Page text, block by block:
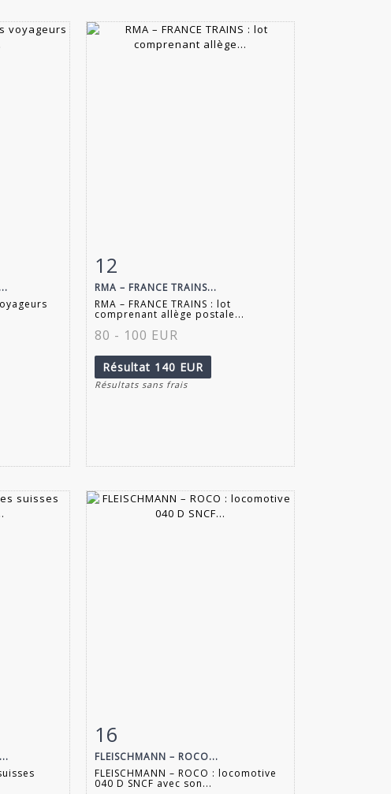
Fiche détaillée
12
RMA – FRANCE TRAINS...
RMA – FRANCE TRAINS : lot
comprenant allège postale...
80 - 100 EUR
Résultat 140 EUR
Résultats sans frais
Fiche détaillée
16
FLEISCHMANN – ROCO...
FLEISCHMANN – ROCO : locomotive
040 D SNCF avec son...